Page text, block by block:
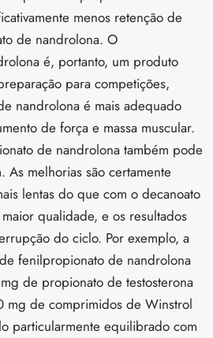
menos retenção de
de nandrolona. O
é, portanto, um produto
para competições,
nandrolona é mais adequado
de força e massa muscular.
de nandrolona também pode
As melhorias são certamente
lentas do que com o decanoato
qualidade, e os resultados
do ciclo. Por exemplo, a
fenilpropionato de nandrolona
de propionato de testosterona
mg de comprimidos de Winstrol
particularmente equilibrado com